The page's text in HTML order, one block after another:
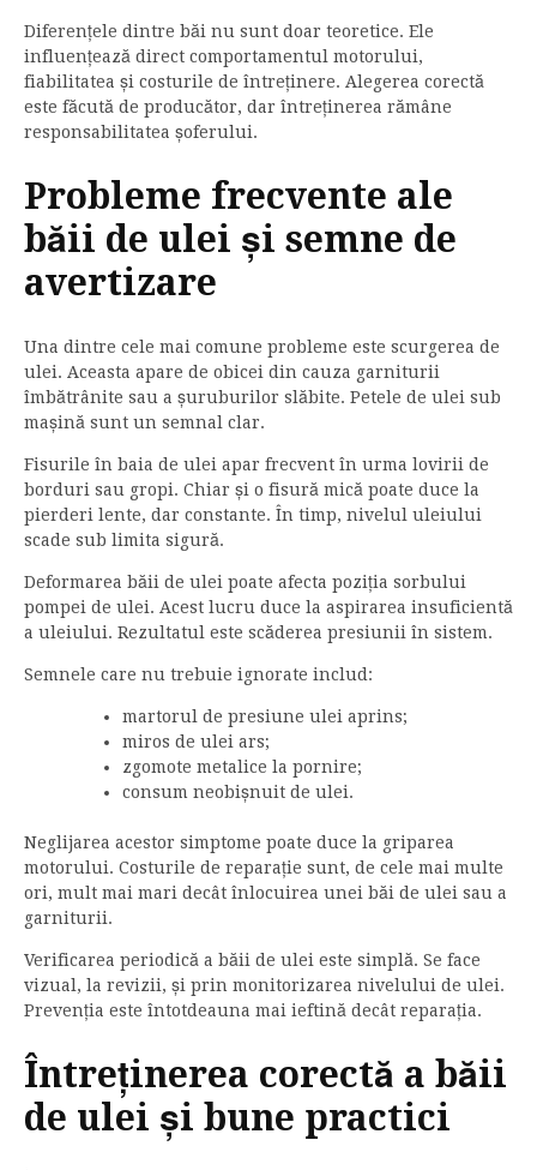
Diferențele dintre băi nu sunt doar teoretice. Ele
influențează direct comportamentul motorului,
fiabilitatea și costurile de întreținere. Alegerea corectă
este făcută de producător, dar întreținerea rămâne
responsabilitatea șoferului.
Probleme frecvente ale
băii de ulei și semne de
avertizare
Una dintre cele mai comune probleme este scurgerea de
ulei. Aceasta apare de obicei din cauza garniturii
îmbătrânite sau a șuruburilor slăbite. Petele de ulei sub
mașină sunt un semnal clar.
Fisurile în baia de ulei apar frecvent în urma lovirii de
borduri sau gropi. Chiar și o fisură mică poate duce la
pierderi lente, dar constante. În timp, nivelul uleiului
scade sub limita sigură.
Deformarea băii de ulei poate afecta poziția sorbului
pompei de ulei. Acest lucru duce la aspirarea insuficientă
a uleiului. Rezultatul este scăderea presiunii în sistem.
Semnele care nu trebuie ignorate includ:
martorul de presiune ulei aprins;
miros de ulei ars;
zgomote metalice la pornire;
consum neobișnuit de ulei.
Neglijarea acestor simptome poate duce la griparea
motorului. Costurile de reparație sunt, de cele mai multe
ori, mult mai mari decât înlocuirea unei băi de ulei sau a
garniturii.
Verificarea periodică a băii de ulei este simplă. Se face
vizual, la revizii, și prin monitorizarea nivelului de ulei.
Prevenția este întotdeauna mai ieftină decât reparația.
Întreținerea corectă a băii
de ulei și bune practici